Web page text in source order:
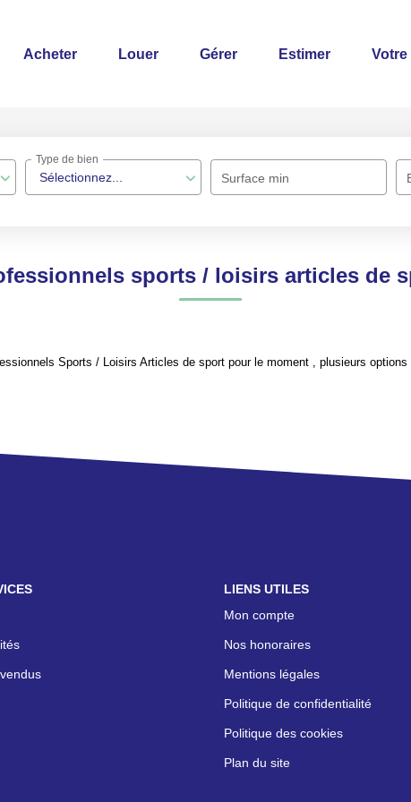
Acheter Louer Gérer Estimer Votre
Sélectionnez...
Type de bien
Surface min
sports / loisirs articles de
Sports / Loisirs Articles de sport pour le moment , plusieurs
LIENS UTILES
Mon compte
Nos honoraires
Mentions légales
Politique de confidentialité
Politique des cookies
Plan du site